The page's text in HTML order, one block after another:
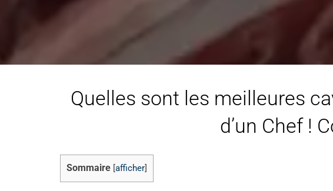
Quelles sont les meilleures
d’un Chef !
Sommaire afficher